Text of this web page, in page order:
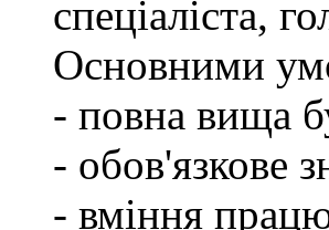
спеціаліста,
Основними
- повна вища
- обов'язкове
- вміння